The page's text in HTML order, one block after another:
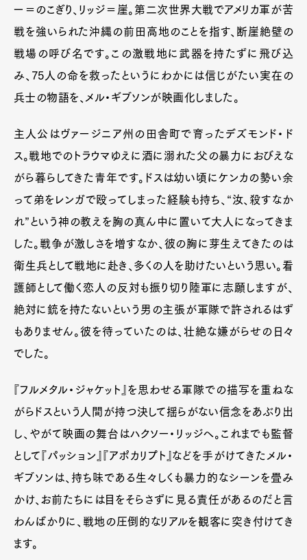
ー＝のこぎり、リッジ＝崖。第二次世界大戦でアメリカ軍が苦
戦を強いられた沖縄の前田高地のことを指す、断崖絶壁の
戦場の呼び名です。この激戦地に武器を持たずに飛び込
み、75人の命を救ったというにわかには信じがたい実在の
兵士の物語を、メル・ギブソンが映画化しました。
主人公はヴァージニア州の田舎町で育ったデズモンド・ド
ス。戦地でのトラウマゆえに酒に溺れた父の暴力におびえな
がら暮らしてきた青年です。ドスは幼い頃にケンカの勢い余
って弟をレンガで殴ってしまった経験も持ち、“汝、殺すなか
れ”という神の教えを胸の真ん中に置いて大人になってきま
した。戦争が激しさを増すなか、彼の胸に芽生えてきたのは
衛生兵として戦地に赴き、多くの人を助けたいという思い。看
護師として働く恋人の反対も振り切り陸軍に志願しますが、
絶対に銃を持たないという男の主張が軍隊で許されるはず
もありません。彼を待っていたのは、壮絶な嫌がらせの日々
でした。
『フルメタル・ジャケット』を思わせる軍隊での描写を重ねな
がらドスという人間が持つ決して揺らがない信念をあぶり出
し、やがて映画の舞台はハクソー・リッジへ。これまでも監督
として『パッション』『アポカリプト』などを手がけてきたメル・
ギブソンは、持ち味である生々しくも暴力的なシーンを畳み
かけ、お前たちには目をそらさずに見る責任があるのだと言
わんばかりに、戦地の圧倒的なリアルを観客に突き付けてき
ます。